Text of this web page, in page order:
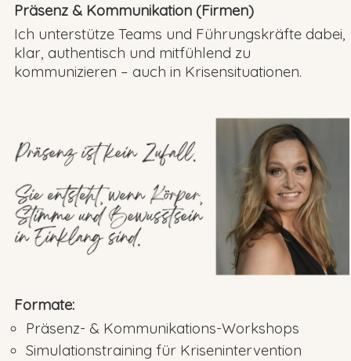
Präsenz & Kommunikation (Firmen)
Ich unterstütze Teams und Führungskräfte dabei,
klar, authentisch und mitfühlend zu
kommunizieren – auch in Krisensituationen.
Formate:
Präsenz- & Kommunikations-Workshops
Simulationstraining für Krisenintervention